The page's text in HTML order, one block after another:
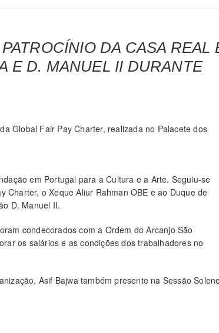
DA CASA REAL
E D. MANUEL II DURANTE
Global Fair Pay Charter, realizada no Palacete dos
em Portugal para a Cultura e a Arte. Seguiu-se
Charter, o Xeque Aliur Rahman OBE e ao Duque de
D. Manuel II.
condecorados com a Ordem do Arcanjo São
os salários e as condições dos trabalhadores no
Asif Bajwa também presente na Sessão